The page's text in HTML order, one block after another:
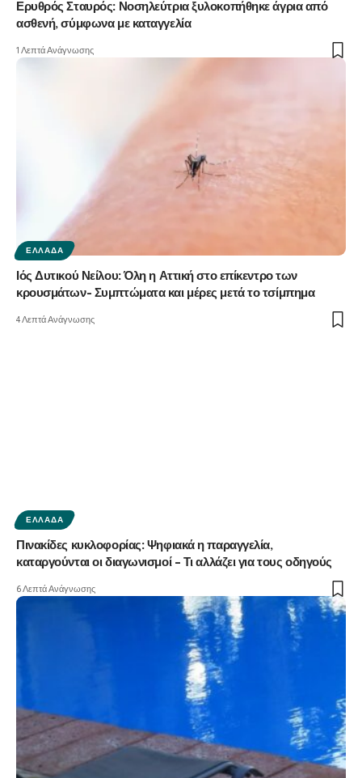
Ερυθρός Σταυρός: Νοσηλεύτρια ξυλοκοπήθηκε άγρια από
ασθενή, σύμφωνα με καταγγελία
1 Λεπτά Ανάγνωσης
ΕΛΛΆΔΑ
Ιός Δυτικού Νείλου: Όλη η Αττική στο επίκεντρο των
κρουσμάτων- Συμπτώματα και μέρες μετά το τσίμπημα
4 Λεπτά Ανάγνωσης
ΕΛΛΆΔΑ
Πινακίδες κυκλοφορίας: Ψηφιακά η παραγγελία,
καταργούνται οι διαγωνισμοί – Τι αλλάζει για τους οδηγούς
6 Λεπτά Ανάγνωσης